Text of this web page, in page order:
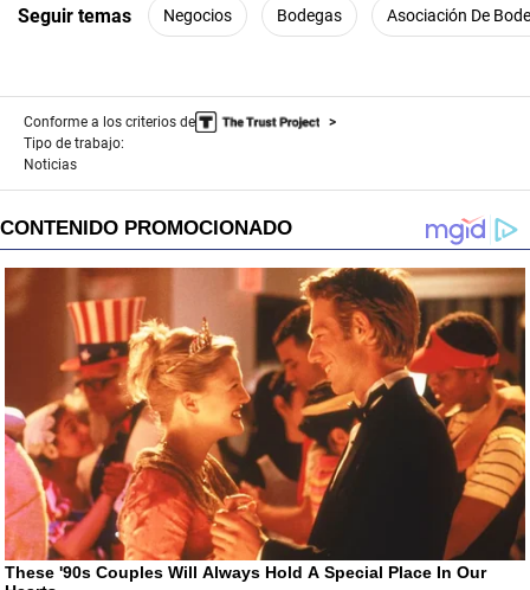
Seguir temas Negocios Bodegas Asociación De
Conforme a los criterios de
Tipo de trabajo:
Noticias